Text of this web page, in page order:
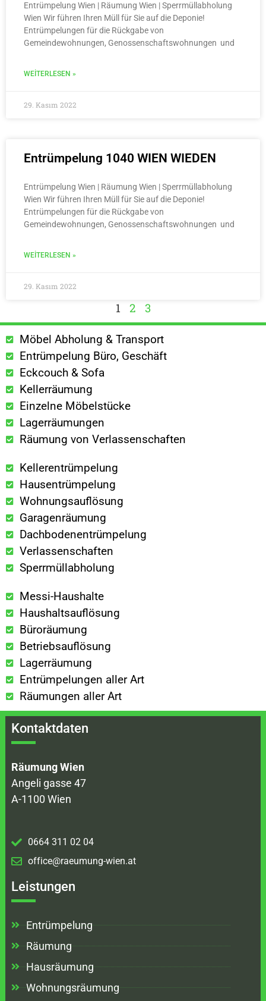
Entrümpelung Wien | Räumung Wien | Sperrmüllabholung
Wien Wir führen Ihren Müll für Sie auf die Deponie!
Entrümpelungen für die Rückgabe von
Gemeindewohnungen, Genossenschaftswohnungen und
WEITERLESEN »
29. Kasım 2022
Entrümpelung 1040 WIEN WIEDEN
Entrümpelung Wien | Räumung Wien | Sperrmüllabholung
Wien Wir führen Ihren Müll für Sie auf die Deponie!
Entrümpelungen für die Rückgabe von
Gemeindewohnungen, Genossenschaftswohnungen und
WEITERLESEN »
29. Kasım 2022
1 2 3
Möbel Abholung & Transport
Entrümpelung Büro, Geschäft
Eckcouch & Sofa
Kellerräumung
Einzelne Möbelstücke
Lagerräumungen
Räumung von Verlassenschaften
Kellerentrümpelung
Hausentrümpelung
Wohnungsauflösung
Garagenräumung
Dachbodenentrümpelung
Verlassenschaften
Sperrmüllabholung
Messi-Haushalte
Haushaltsauflösung
Büroräumung
Betriebsauflösung
Lagerräumung
Entrümpelungen aller Art
Räumungen aller Art
Kontaktdaten
Räumung Wien
Angeli gasse 47
A-1100 Wien
0664 311 02 04
office@raeumung-wien.at
Leistungen
Entrümpelung
Räumung
Hausräumung
Wohnungsräumung